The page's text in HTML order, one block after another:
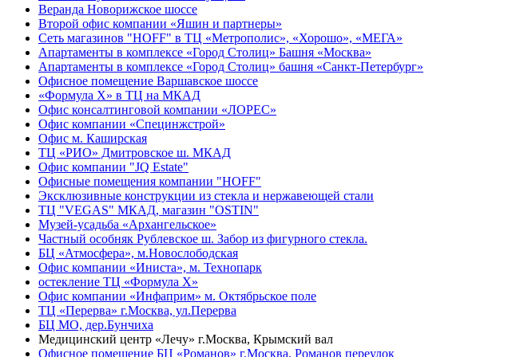
Веранда Новорижское шоссе
Второй офис компании «Яшин и партнеры»
Сеть магазинов "HOFF" в ТЦ «Метрополис», «Хорошо», «МЕГА»
Апартаменты в комплексе «Город Столиц» Башня «Москва»
Апартаменты в комплексе «Город Столиц» башня «Санкт-Петербург»
Офисное помещение Варшавское шоссе
«Формула Х» в ТЦ на МКАД
Офис консалтинговой компании «ЛОРЕС»
Офис компании «Специнжстрой»
Офис м. Каширская
ТЦ «РИО» Дмитровское ш. МКАД
Офис компании "JQ Estate"
Офисные помещения компании "HOFF"
Эксклюзивные конструкции из стекла и нержавеющей стали
ТЦ "VEGAS" МКАД, магазин "OSTIN"
Музей-усадьба «Архангельское»
Частный особняк Рублевское ш. Забор из фигурного стекла.
БЦ «Атмосфера», м.Новослободская
Офис компании «Иниста», м. Технопарк
остекление ТЦ «Формула Х»
Офис компании «Инфаприм» м. Октябрьское поле
ТЦ «Перерва» г.Москва, ул.Перерва
БЦ МО, дер.Бунчиха
Медицинский центр «Лечу» г.Москва, Крымский вал
Офисное помещение БЦ «Романов» г.Москва, Романов переулок